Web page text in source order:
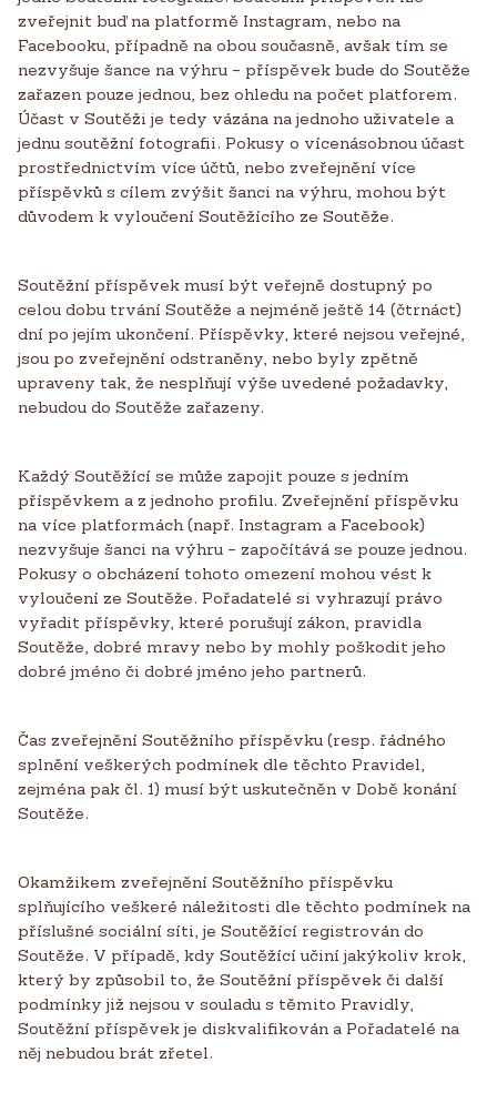
zveřejnit buď na platformě Instagram, nebo na
Facebooku, případně na obou současně, avšak tím se
nezvyšuje šance na výhru – příspěvek bude do Soutěže
zařazen pouze jednou, bez ohledu na počet platforem.
Účast v Soutěži je tedy vázána na jednoho uživatele a
jednu soutěžní fotografii. Pokusy o vícenásobnou účast
prostřednictvím více účtů, nebo zveřejnění více
příspěvků s cílem zvýšit šanci na výhru, mohou být
důvodem k vyloučení Soutěžícího ze Soutěže.
Soutěžní příspěvek musí být veřejně dostupný po
celou dobu trvání Soutěže a nejméně ještě 14 (čtrnáct)
dní po jejím ukončení. Příspěvky, které nejsou veřejné,
jsou po zveřejnění odstraněny, nebo byly zpětně
upraveny tak, že nesplňují výše uvedené požadavky,
nebudou do Soutěže zařazeny.
Každý Soutěžící se může zapojit pouze s jedním
příspěvkem a z jednoho profilu. Zveřejnění příspěvku
na více platformách (např. Instagram a Facebook)
nezvyšuje šanci na výhru – započítává se pouze jednou.
Pokusy o obcházení tohoto omezení mohou vést k
vyloučení ze Soutěže. Pořadatelé si vyhrazují právo
vyřadit příspěvky, které porušují zákon, pravidla
Soutěže, dobré mravy nebo by mohly poškodit jeho
dobré jméno či dobré jméno jeho partnerů.
Čas zveřejnění Soutěžního příspěvku (resp. řádného
splnění veškerých podmínek dle těchto Pravidel,
zejména pak čl. 1) musí být uskutečněn v Době konání
Soutěže.
Okamžikem zveřejnění Soutěžního příspěvku
splňujícího veškeré náležitosti dle těchto podmínek na
příslušné sociální síti, je Soutěžící registrován do
Soutěže. V případě, kdy Soutěžící učiní jakýkoliv krok,
který by způsobil to, že Soutěžní příspěvek či další
podmínky již nejsou v souladu s těmito Pravidly,
Soutěžní příspěvek je diskvalifikován a Pořadatelé na
něj nebudou brát zřetel.